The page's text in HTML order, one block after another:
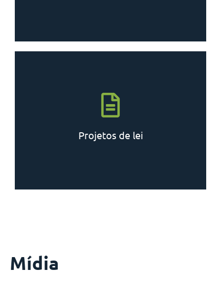
Saiba mais
Projetos de lei
Mídia